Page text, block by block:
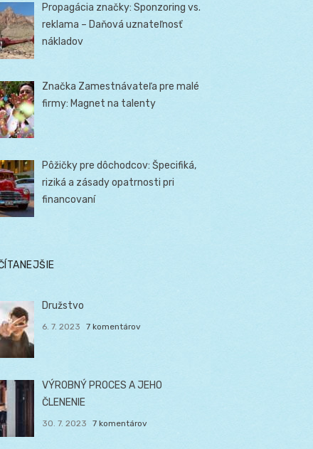
Propagácia značky: Sponzoring vs.
reklama – Daňová uznateľnosť
nákladov
Značka Zamestnávateľa pre malé
firmy: Magnet na talenty
Pôžičky pre dôchodcov: Špecifiká,
riziká a zásady opatrnosti pri
financovaní
Družstvo
6. 7. 2023 7 komentárov
VÝROBNÝ PROCES A JEHO
ČLENENIE
30. 7. 2023 7 komentárov